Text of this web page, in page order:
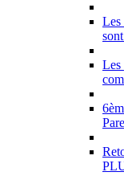
Les
Les